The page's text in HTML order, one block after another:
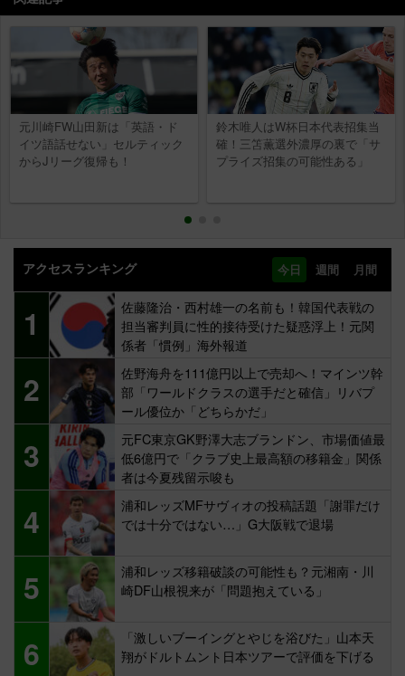
元川崎FW山田新は「英語・ド
イツ語話せない」セルティック
からJリーグ復帰も！
鈴木唯人はW杯日本代表招集当
確！三笘薫選外濃厚の裏で「サ
プライズ招集の可能性ある」
アクセスランキング 今日 週間 月間
1
佐藤隆治・西村雄一の名前も！韓国代表戦の
担当審判員に性的接待受けた疑惑浮上！元関
係者「慣例」海外報道
2
佐野海舟を111億円以上で売却へ！マインツ幹
部「ワールドクラスの選手だと確信」リバプ
ール優位か「どちらかだ」
3
元FC東京GK野澤大志ブランドン、市場価値最
低6億円で「クラブ史上最高額の移籍金」関係
者は今夏残留示唆も
4
浦和レッズMFサヴィオの投稿話題「謝罪だけ
では十分ではない…」G大阪戦で退場
5
浦和レッズ移籍破談の可能性も？元湘南・川
崎DF山根視来が「問題抱えている」
6
「激しいブーイングとやじを浴びた」山本天
翔がドルトムント日本ツアーで評価を下げる